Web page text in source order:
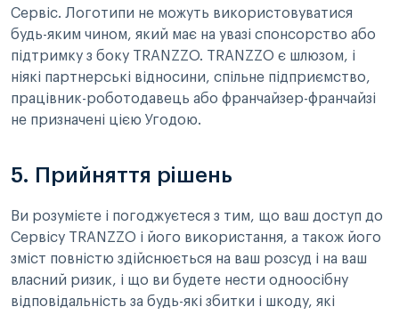
Сервіс. Логотипи не можуть використовуватися
будь-яким чином, який має на увазі спонсорство або
підтримку з боку TRANZZO. TRANZZO є шлюзом, і
ніякі партнерські відносини, спільне підприємство,
працівник-роботодавець або франчайзер-франчайзі
не призначені цією Угодою.
5. Прийняття рішень
Ви розумієте і погоджуєтеся з тим, що ваш доступ до
Сервісу TRANZZO і його використання, а також його
зміст повністю здійснюється на ваш розсуд і на ваш
власний ризик, і що ви будете нести одноосібну
відповідальність за будь-які збитки і шкоду, які